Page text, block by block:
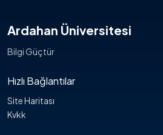
Ardahan Üniversitesi
Bilgi Güçtür
Hızlı Bağlantılar
Site Haritası
Kvkk